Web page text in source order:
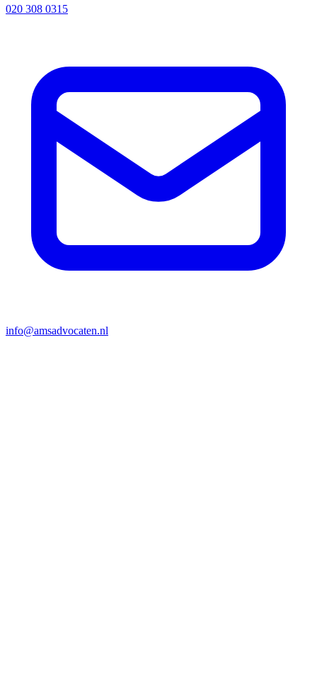
020 308 0315
info@amsadvocaten.nl